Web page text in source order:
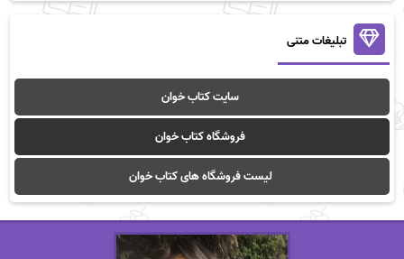
تبلیغات متنی
سایت کتاب خوان
فروشگاه کتاب خوان
لیست فروشگاه های کتاب خوان